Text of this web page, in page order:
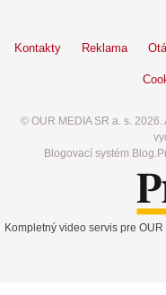
Kontakty Reklama
© OUR MEDIA SR a. s.
Blogovací systém
Kompletný video servis pre